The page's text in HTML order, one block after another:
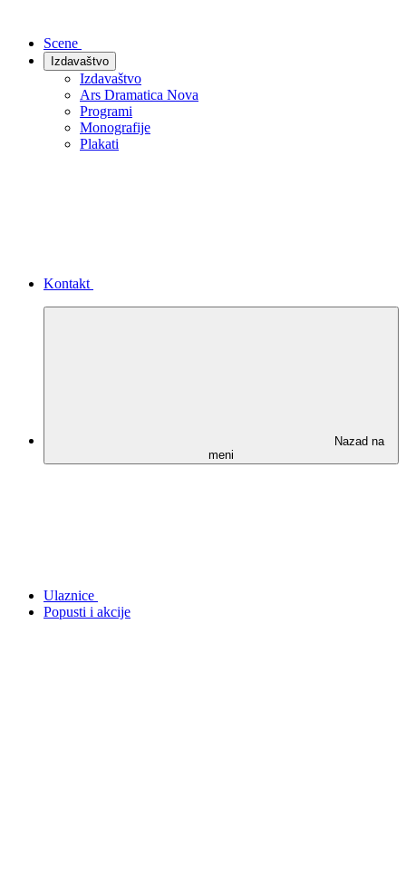
Scene
Izdavaštvo
Izdavaštvo
Ars Dramatica Nova
Programi
Monografije
Plakati
Kontakt
Nazad na
meni
Ulaznice
Popusti i akcije